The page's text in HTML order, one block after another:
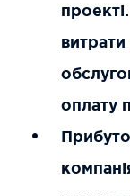
оплату